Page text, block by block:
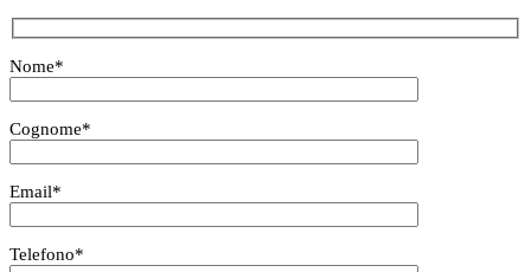
Nome*
Cognome*
Email*
Telefono*